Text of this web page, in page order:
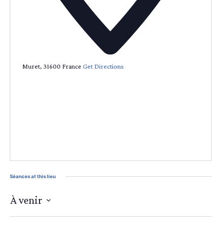
Muret, 31600 France Get Directions
Séances at this lieu
À venir
une